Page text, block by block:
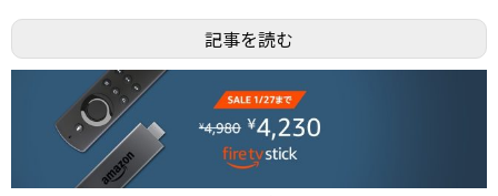
記事を読む